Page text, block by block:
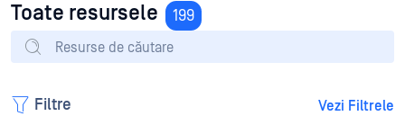
Toate resursele 199
Filtre Vezi Filtrele